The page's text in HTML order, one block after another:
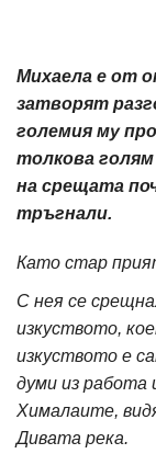
Михаела е от
затворят
големия му
толкова
на срещата
тръгнали.
Като стар
С нея се
изкуството,
изкуството е
думи из работа
Хималаите,
Дивата река.